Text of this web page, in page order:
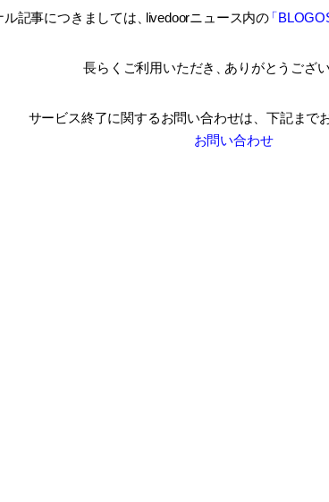
記事につきましては livedoorニュース内の「
長らくご利用いただき ありがとうござ
サービス終了に関するお問い合わせは、 下記まで
お問い合わせ